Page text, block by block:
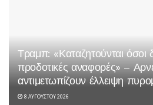
Τραμπ: «Καταζητούνται όσοι
προδοτικές αναφορές» –
αντιμετωπίζουν έλλειψη
8 ΑΥΓΟΎΣΤΟΥ 2026